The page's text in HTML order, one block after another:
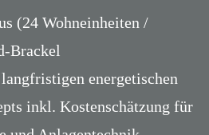
(24 Wohneinheiten /
Brackel
energetischen
inkl. Kostenschätzung für